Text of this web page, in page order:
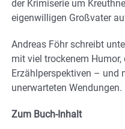
der Krimiserie um
eigenwilligen Großvater
Andreas Föhr schreibt
mit viel trockenem
Erzählperspektiven – und
unerwarteten Wendungen.
Zum Buch-Inhalt